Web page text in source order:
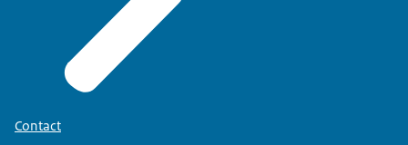
Contact